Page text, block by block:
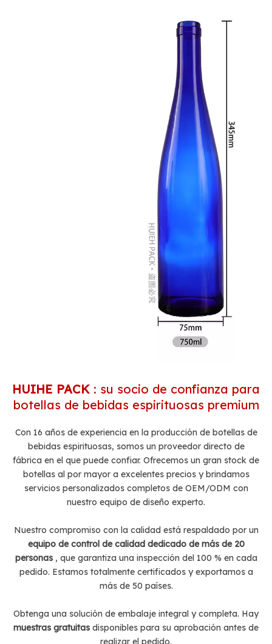
HUIHE PACK : su socio de confianza para
botellas de bebidas espirituosas premium
Con 16 años de experiencia en la producción de botellas de
bebidas espirituosas, somos un proveedor directo de
fábrica en el que puede confiar. Ofrecemos un gran stock de
botellas al por mayor a excelentes precios y brindamos
servicios personalizados completos de OEM/ODM con
nuestro equipo de diseño experto.
Nuestro compromiso con la calidad está respaldado por un
equipo de control de calidad dedicado de más de 20
personas , que garantiza una inspección del 100 % en cada
pedido. Estamos totalmente certificados y exportamos a
más de 50 países.
Obtenga una solución de embalaje integral y completa. Hay
muestras gratuitas disponibles para su aprobación antes de
realizar el pedido.